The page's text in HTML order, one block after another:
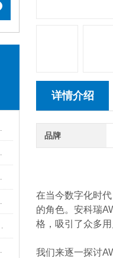
品选型
维护
性分析
与应用
瑞助力低碳转型
应用分析
详情介绍
品牌
在当今数字化时
的角色。安科瑞
格，吸引了众多
我们来逐一探讨